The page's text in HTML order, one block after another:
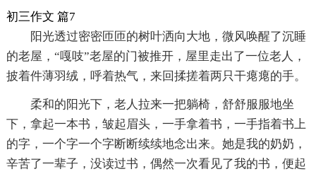
初三作文 篇7
阳光透过密密匝匝的树叶洒向大地，微风唤醒了沉睡
的老屋，“嘎吱”老屋的门被推开，屋里走出了一位老人，
披着件薄羽绒，呼着热气，来回揉搓着两只干瘪瘪的手。
柔和的阳光下，老人拉来一把躺椅，舒舒服服地坐
下，拿起一本书，皱起眉头，一手拿着书，一手指着书上
的字，一个字一个字断断续续地念出来。她是我的奶奶，
辛苦了一辈子，没读过书，偶然一次看见了我的书，便起